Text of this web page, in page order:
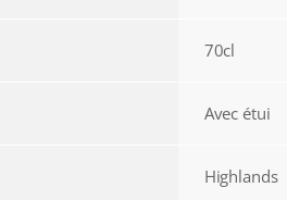
70cl
Avec étui
Highlands